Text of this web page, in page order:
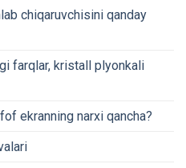
chiqaruvchisini qanday
farqlar, kristall plyonkali
ekranning narxi qancha?